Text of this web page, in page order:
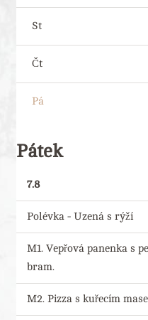
St
Čt
Pá
Pátek
7.8
Polévka - Uzená s rýží
M1. Vepřová panenka s
bram.
M2. Pizza s kuřecím